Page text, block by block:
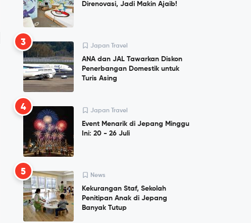
Direnovasi, Jadi Makin Ajaib!
3 Japan Travel
ANA dan JAL Tawarkan Diskon
Penerbangan Domestik untuk
Turis Asing
4 Japan Travel
Event Menarik di Jepang Minggu
Ini: 20 - 26 Juli
5 News
Kekurangan Staf, Sekolah
Penitipan Anak di Jepang
Banyak Tutup